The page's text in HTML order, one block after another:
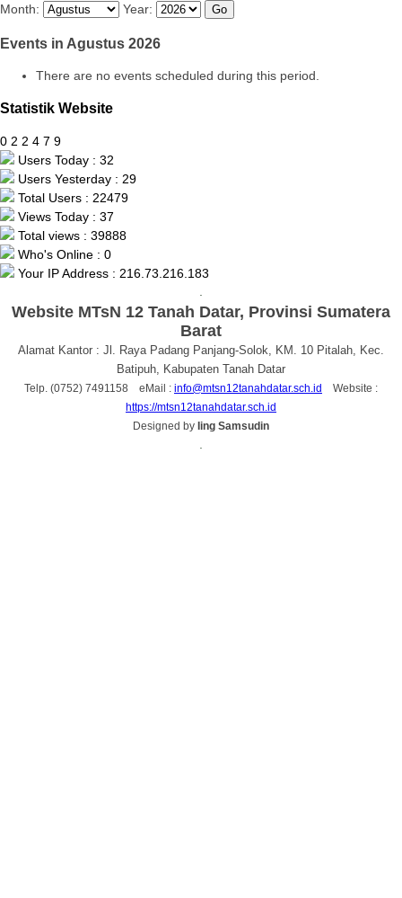
Month: Year:
Events in Agustus 2026
There are no events scheduled during this period.
Statistik Website
0 2 2 4 7 9
Users Today : 32
Users Yesterday : 29
Total Users : 22479
Views Today : 37
Total views : 39888
Who's Online : 0
Your IP Address : 216.73.216.183
Website MTsN 12 Tanah Datar, Provinsi Sumatera
Barat
Alamat Kantor : Jl. Raya Padang Panjang-Solok, KM. 10 Pitalah, Kec.
Batipuh, Kabupaten Tanah Datar
Telp. (0752) 7491158 eMail : info@mtsn12tanahdatar.sch.id
Website :
https://mtsn12tanahdatar.sch.id
Designed by Iing Samsudin